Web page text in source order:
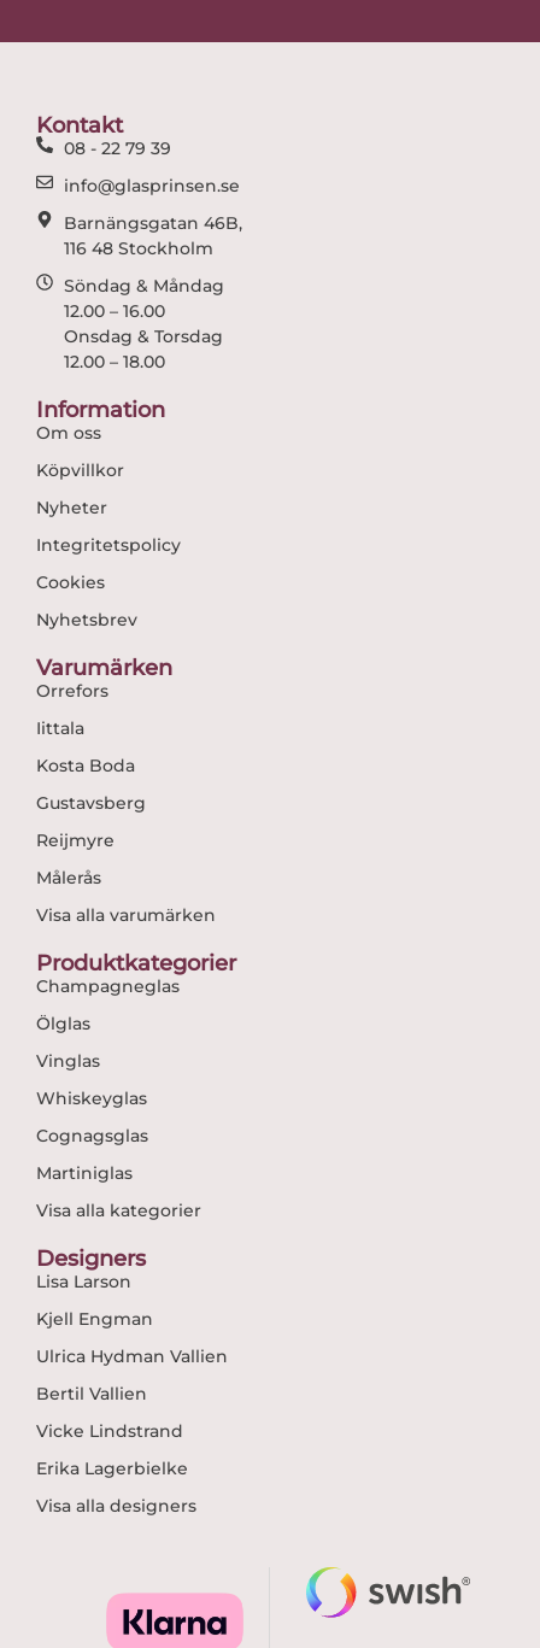
Kontakt
08 - 22 79 39
info@glasprinsen.se
Barnängsgatan 46B,
116 48 Stockholm
Söndag & Måndag
12.00 – 16.00
Onsdag & Torsdag
12.00 – 18.00
Information
Om oss
Köpvillkor
Nyheter
Integritetspolicy
Cookies
Nyhetsbrev
Varumärken
Orrefors
Iittala
Kosta Boda
Gustavsberg
Reijmyre
Målerås
Visa alla varumärken
Produktkategorier
Champagneglas
Ölglas
Vinglas
Whiskeyglas
Cognagsglas
Martiniglas
Visa alla kategorier
Designers
Lisa Larson
Kjell Engman
Ulrica Hydman Vallien
Bertil Vallien
Vicke Lindstrand
Erika Lagerbielke
Visa alla designers